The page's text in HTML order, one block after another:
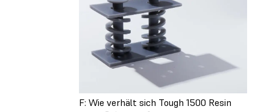
F: Wie verhält sich Tough 1500 Resin